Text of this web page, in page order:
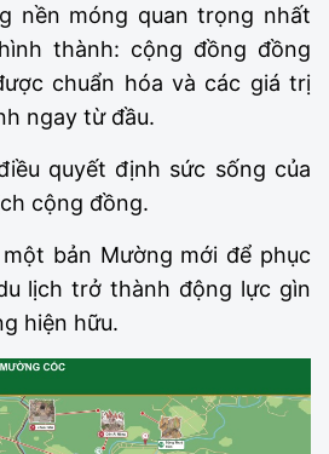
nền móng quan trọng nhất
thành: cộng đồng đồng
chuẩn hóa và các giá trị
ngay từ đầu.
quyết định sức sống của
cộng đồng.
bản Mường mới để phục
lịch trở thành động lực gìn
hiện hữu.